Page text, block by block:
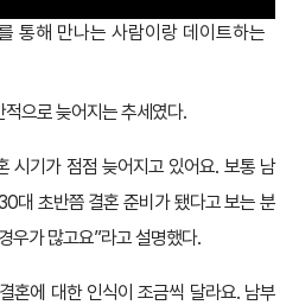
통해 만나는 사람이랑 데이트하는
으로 늦어지는 추세였다.
시기가 점점 늦어지고 있어요. 보통 남
대 초반쯤 결혼 준비가 됐다고 보는 분
우가 많고요”라고 설명했다.
혼에 대한 인식이 조금씩 달라요. 남부